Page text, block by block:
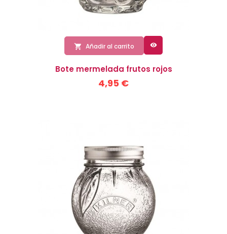
 Añadir al carrito 
Bote mermelada frutos rojos
4,95 €